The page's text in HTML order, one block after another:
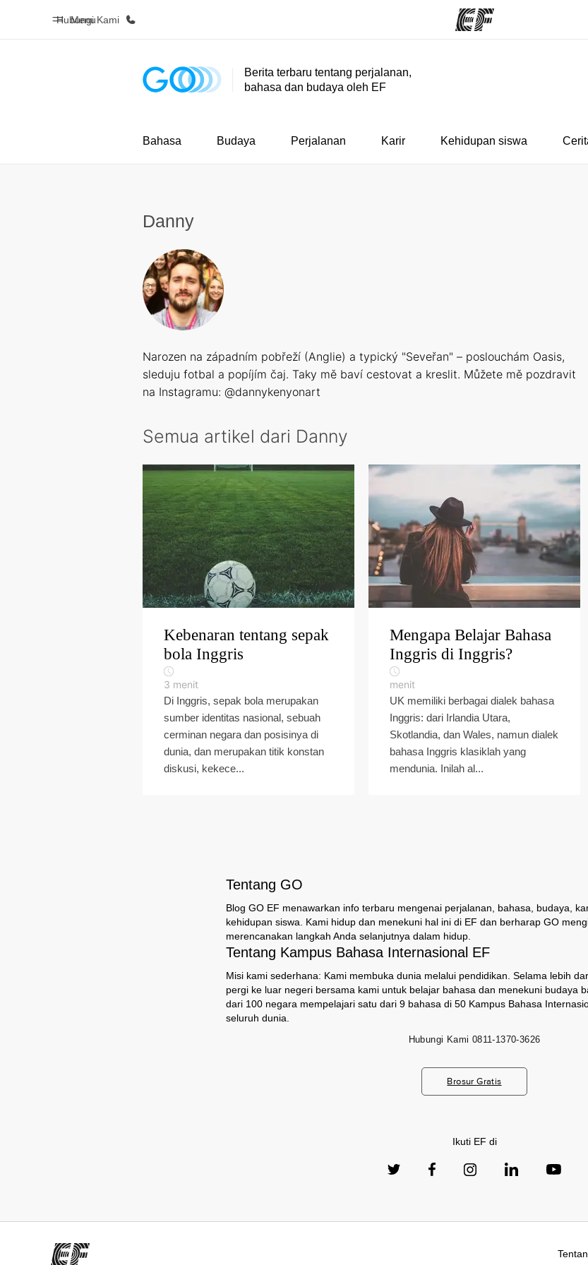
Menu
Hubungi Kami
Beranda Daftar program
Berita terbaru tentang perjalanan,
bahasa dan budaya oleh EF
Bahasa Budaya Perjalanan Karir Kehidupan siswa
Danny
Narozen na západním pobřeží (Anglie) a typický "Seveřan" – poslouchám Oasis,
sleduju fotbal a popíjím čaj. Taky mě baví cestovat a kreslit. Můžete mě pozdravit
na Instagramu: @dannykenyonart
Semua artikel dari Danny
Kebenaran tentang sepak
bola Inggris
3 menit
Di Inggris, sepak bola merupakan
sumber identitas nasional, sebuah
cerminan negara dan posisinya di
dunia, dan merupakan titik konstan
diskusi, kekece...
Mengapa Belajar Bahasa
Inggris di Inggris?
menit
UK memiliki berbagai dialek bahasa
Inggris: dari Irlandia Utara,
Skotlandia, dan Wales, namun dialek
bahasa Inggris klasiklah yang
mendunia. Inilah al...
Tentang GO
Blog GO EF menawarkan info terbaru mengenai perjalanan, bahasa, budaya,
kehidupan siswa. Kami hidup dan menekuni hal ini di EF dan berharap GO
merencanakan langkah Anda selanjutnya dalam hidup.
Tentang Kampus Bahasa Internasional EF
Misi kami sederhana: Kami membuka dunia melalui pendidikan. Selama lebih
pergi ke luar negeri bersama kami untuk belajar bahasa dan menekuni budaya
dari 100 negara mempelajari satu dari 9 bahasa di 50 Kampus Bahasa
seluruh dunia.
Hubungi Kami 0811-1370-3626
Brosur Gratis
Ikuti EF di